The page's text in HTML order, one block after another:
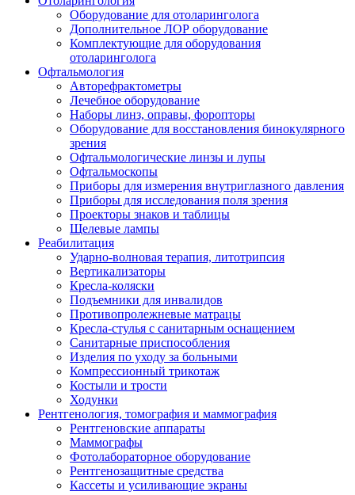
Оборудование для отоларинголога
Дополнительное ЛОР оборудование
Комплектующие для оборудования
отоларинголога
Офтальмология
Авторефрактометры
Лечебное оборудование
Наборы линз, оправы, форопторы
Оборудование для восстановления бинокулярного
зрения
Офтальмологические линзы и лупы
Офтальмоскопы
Приборы для измерения внутриглазного давления
Приборы для исследования поля зрения
Проекторы знаков и таблицы
Щелевые лампы
Реабилитация
Ударно-волновая терапия, литотрипсия
Вертикализаторы
Кресла-коляски
Подъемники для инвалидов
Противопролежневые матрацы
Кресла-стулья с санитарным оснащением
Санитарные приспособления
Изделия по уходу за больными
Компрессионный трикотаж
Костыли и трости
Ходунки
Рентгенология, томография и маммография
Рентгеновские аппараты
Маммографы
Фотолабораторное оборудование
Рентгенозащитные средства
Кассеты и усиливающие экраны